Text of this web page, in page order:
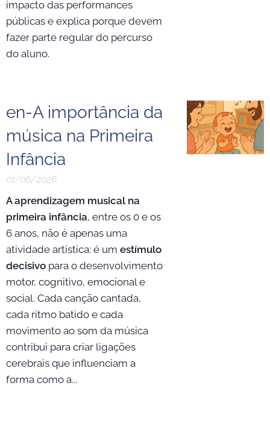
impacto das performances
públicas e explica porque devem
fazer parte regular do percurso
do aluno.
en-A importância da
música na Primeira
Infância
01/06/2026
A aprendizagem musical na
primeira infância, entre os 0 e os
6 anos, não é apenas uma
atividade artística: é um estímulo
decisivo para o desenvolvimento
motor, cognitivo, emocional e
social. Cada canção cantada,
cada ritmo batido e cada
movimento ao som da música
contribui para criar ligações
cerebrais que influenciam a
forma como a...